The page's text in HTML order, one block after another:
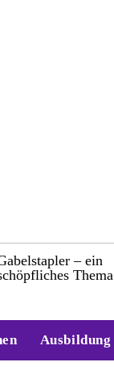
– ein
Thema
Ausbildung